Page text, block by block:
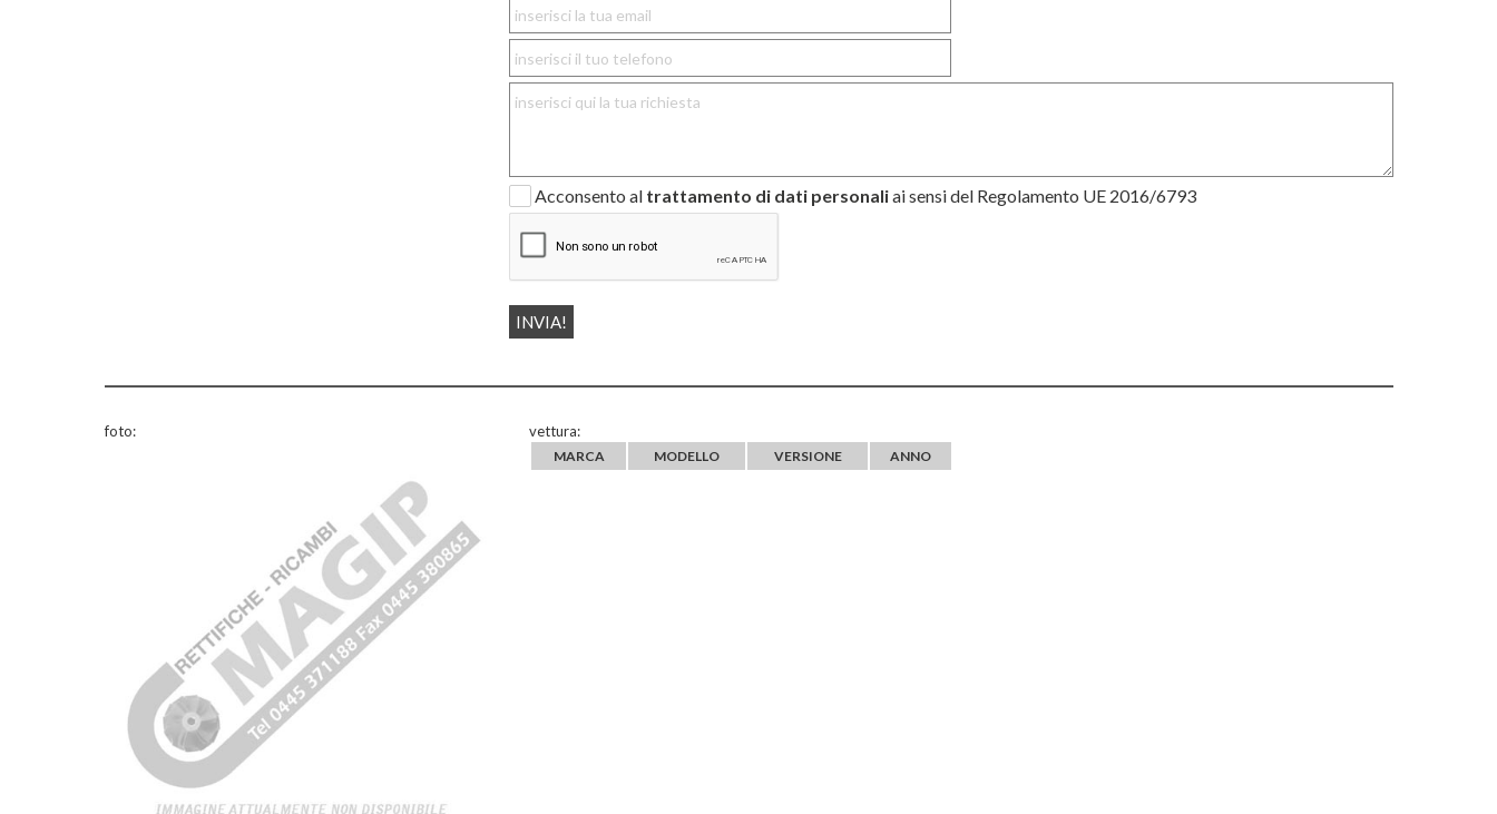
Acconsento al trattamento di dati personaliai sensi del Regolamento UE 2016/6793
foto: vettura:
MARCA MODELLO VERSIONE ANNO